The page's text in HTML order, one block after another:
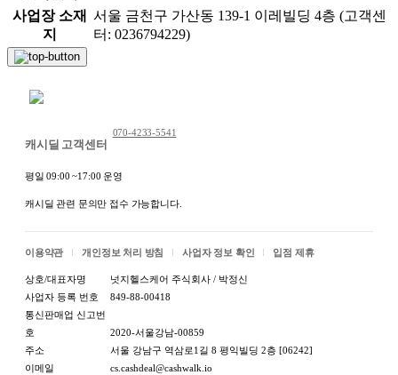
사업장 소재
지
서울 금천구 가산동 139-1 이레빌딩 4층 (고객센
터: 0236794229)
캐시딜 고객센터
070-4233-5541
평일 09:00 ~17:00 운영
캐시딜 관련 문의만 접수 가능합니다.
이용약관 개인정보 처리 방침 사업자 정보 확인 입점 제휴
상호/대표자명
넛지헬스케어 주식회사 / 박정신
사업자 등록 번호
849-88-00418
통신판매업 신고번
호
2020-서울강남-00859
주소
서울 강남구 역삼로1길 8 평익빌딩 2층 [06242]
이메일
cs.cashdeal@cashwalk.io